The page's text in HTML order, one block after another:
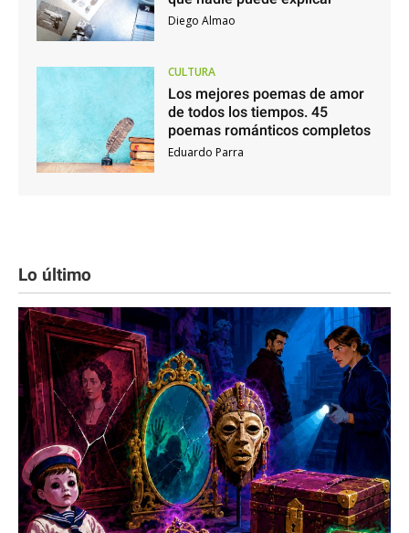
Diego Almao
CULTURA
Los mejores poemas de amor
de todos los tiempos. 45
poemas románticos completos
Eduardo Parra
Lo último